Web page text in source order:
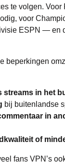
te volgen. Voor
voor
ESPN — en
beperkingen
streams in het
bij buitenlandse
in
of
fans VPN’s